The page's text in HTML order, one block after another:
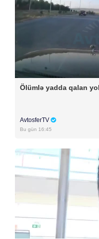
Ölümlə yadda qalan
AvtosferTV
Bu gün 16:45